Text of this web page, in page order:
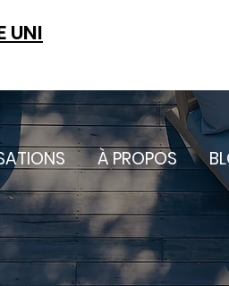
UNI
À PROPOS